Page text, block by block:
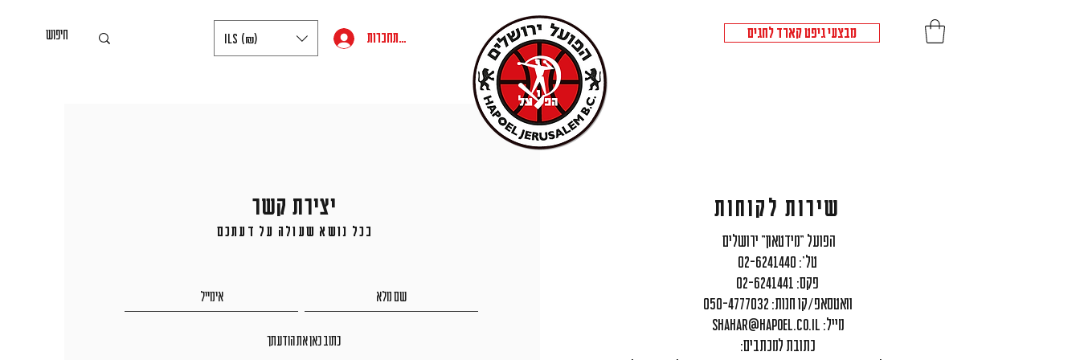
ILS (₪) להתחברות מבצעי גיפט קארד לחגים
יצירת קשר
בכל נושא שעולה על דעתכם
שירות לקוחות
הפועל "מידטאון" ירושלים
טל׳: 02-6241440
פקס: 02-6241441
וואטסאפ/קו חנות: 050-4777032
shahar@hapoel.co.il :מייל
:כתובת למכתבים